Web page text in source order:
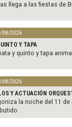
llega a las fiestas de
08/2026
Y TAPA
y quinto y tapa
08/2026
Y ACTUACIÓN
la noche del 11